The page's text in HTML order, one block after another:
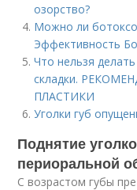
озорство?
Можно ли
Эффективность
Что нельзя
складки.
ПЛАСТИКИ
Уголки губ
Поднятие
периоральной
С возрастом губы